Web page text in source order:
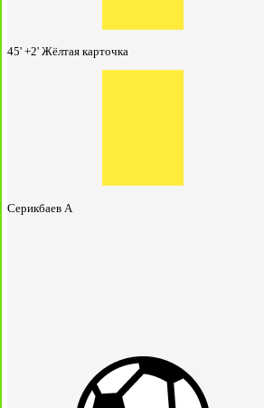
45' +2' Жёлтая карточка
Серикбаев А